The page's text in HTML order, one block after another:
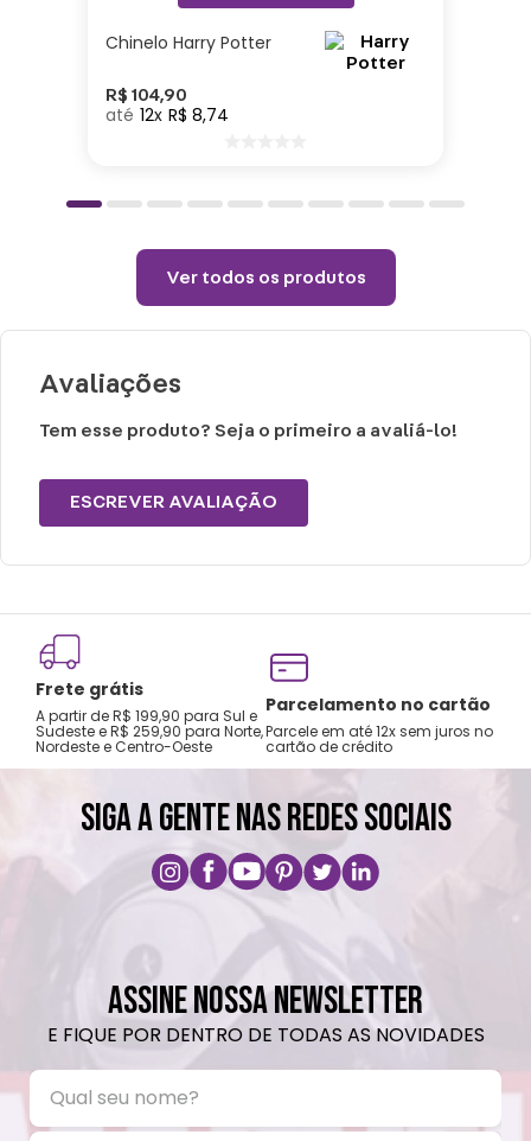
Especificações:
Altura: 28cm| Largura: 30cm| Comprimento:
26cm| Material: Poliéster| Enchimento:
Passar com temperatura máxima de 110°
(sem vapor).
Não alvejar.
secadora.
Temperatura máxima de lavagem 40°.
Chinelo Harry Potter
R$ 104,90
12 R$ 8,74
Ver todos os produtos
Avaliações
Tem esse produto? Seja o primeiro a avaliá-lo!
ESCREVER AVALIAÇÃO
Frete grátis
A partir de R$ 199,90 para Sul e
Sudeste e R$ 259,90 para Norte,
Nordeste e Centro-Oeste
Parcelamento no cartão
Parcele em até 12x sem juros no
cartão de crédito
SIGA A GENTE NAS REDES SOCIAIS
ASSINE NOSSA NEWSLETTER
E FIQUE POR DENTRO DE TODAS AS NOVIDADES